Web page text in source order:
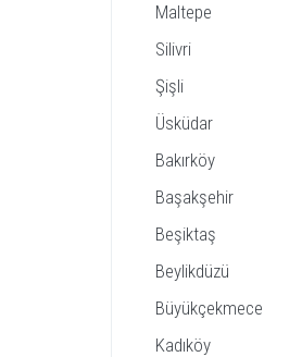
Maltepe
Silivri
Şişli
Üsküdar
Bakırköy
Başakşehir
Beşiktaş
Beylikdüzü
Büyükçekmece
Kadıköy